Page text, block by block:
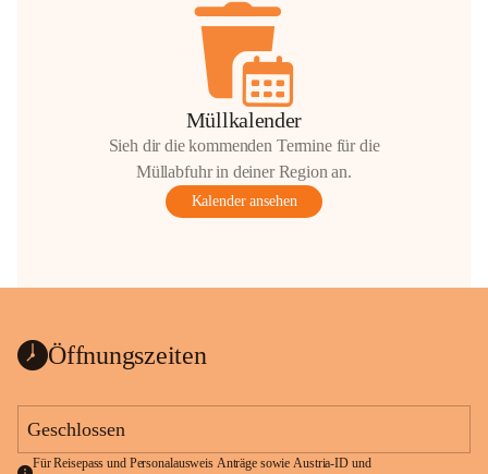
Müllkalender
Sieh dir die kommenden Termine für die
Müllabfuhr in deiner Region an.
Kalender ansehen
Öffnungszeiten
Geschlossen
Für Reisepass und Personalausweis Anträge sowie Austria-ID und